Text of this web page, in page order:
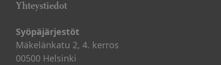
Yhteystiedot
Syöpäjärjestöt
Mäkelänkatu 2, 4. kerros
00500 Helsinki